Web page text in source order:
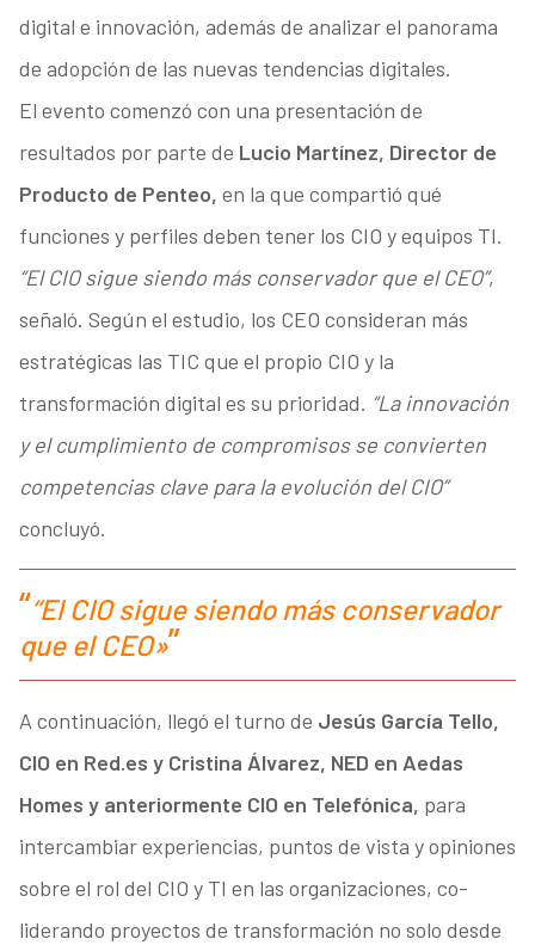
digital e innovación, además de analizar el panorama
de adopción de las nuevas tendencias digitales.
El evento comenzó con una presentación de
resultados por parte de Lucio Martínez, Director de
Producto de Penteo, en la que compartió qué
funciones y perfiles deben tener los CIO y equipos TI.
“El CIO sigue siendo más conservador que el CEO”,
señaló. Según el estudio, los CEO consideran más
estratégicas las TIC que el propio CIO y la
transformación digital es su prioridad. “La innovación
y el cumplimiento de compromisos se convierten
competencias clave para la evolución del CIO”
concluyó.
“El CIO sigue siendo más conservador
que el CEO»
A continuación, llegó el turno de Jesús García Tello,
CIO en Red.es y Cristina Álvarez, NED en Aedas
Homes y anteriormente CIO en Telefónica, para
intercambiar experiencias, puntos de vista y opiniones
sobre el rol del CIO y TI en las organizaciones, co-
liderando proyectos de transformación no solo desde